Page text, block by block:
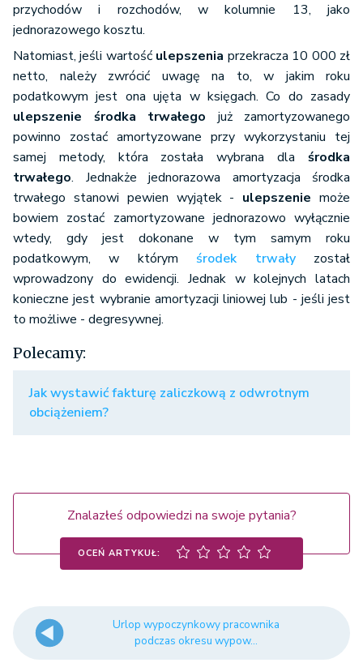
przychodów i rozchodów, w kolumnie 13, jako
jednorazowego kosztu.
Natomiast, jeśli wartość ulepszenia przekracza 10 000 zł
netto, należy zwrócić uwagę na to, w jakim roku
podatkowym jest ona ujęta w księgach. Co do zasady
ulepszenie środka trwałego już zamortyzowanego
powinno zostać amortyzowane przy wykorzystaniu tej
samej metody, która została wybrana dla środka
trwałego. Jednakże jednorazowa amortyzacja środka
trwałego stanowi pewien wyjątek - ulepszenie może
bowiem zostać zamortyzowane jednorazowo wyłącznie
wtedy, gdy jest dokonane w tym samym roku
podatkowym, w którym środek trwałyzostał
wprowadzony do ewidencji. Jednak w kolejnych latach
konieczne jest wybranie amortyzacji liniowej lub - jeśli jest
to możliwe - degresywnej.
Polecamy:
Jak wystawić fakturę zaliczkową z odwrotnym
obciążeniem?
Znalazłeś odpowiedzi na swoje pytania?
OCEŃ ARTYKUŁ:
Urlop wypoczynkowy pracownika
podczas okresu wypow...